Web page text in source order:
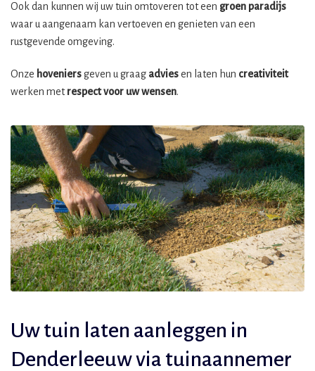
Ook dan kunnen wij uw tuin omtoveren tot een groen paradijs
waar u aangenaam kan vertoeven en genieten van een
rustgevende omgeving.
Onze hoveniersgeven u graag adviesen laten hun creativiteit
werken metrespect voor uw wensen.
Uw tuin laten aanleggen in
Denderleeuw via tuinaannemer